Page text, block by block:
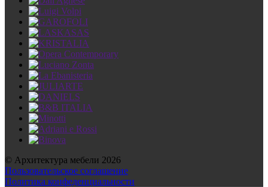
© Архитектура мебели 2026
Пользовательское соглашение
Политика конфеденциальности